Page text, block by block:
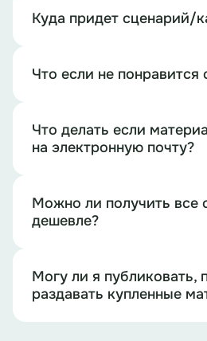
Куда придет сценарий/
Что если не понравится
Что делать если
на электронную почту?
Можно ли получить все
дешевле?
Могу ли я публиковать,
раздавать купленные